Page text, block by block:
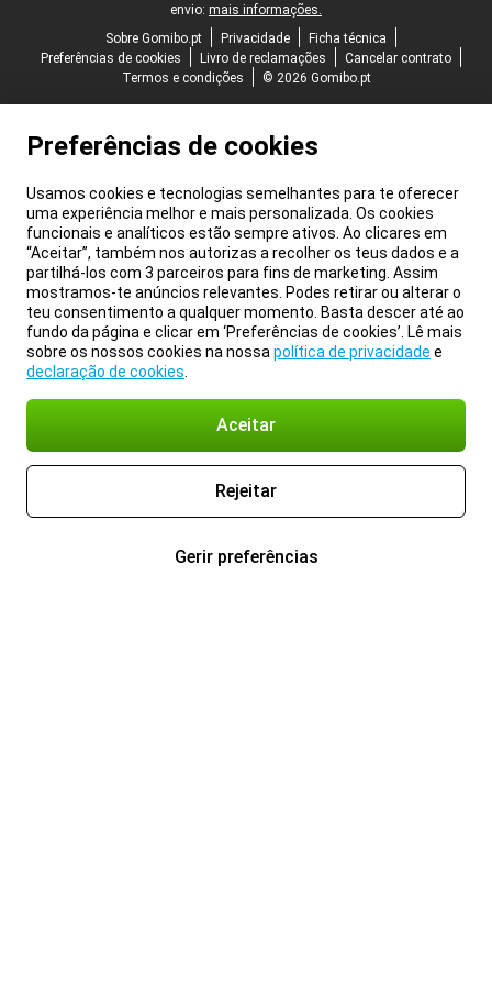
envio: mais informações.
Sobre Gomibo.pt
Privacidade
Ficha técnica
Preferências de cookies
Livro de reclamações
Cancelar contrato
Termos e condições
© 2026 Gomibo.pt
Preferências de cookies
Usamos cookies e tecnologias semelhantes para te oferecer
uma experiência melhor e mais personalizada. Os cookies
funcionais e analíticos estão sempre ativos. Ao clicares em
“Aceitar”, também nos autorizas a recolher os teus dados e a
partilhá-los com 3 parceiros para fins de marketing. Assim
mostramos-te anúncios relevantes. Podes retirar ou alterar o
teu consentimento a qualquer momento. Basta descer até ao
fundo da página e clicar em ‘Preferências de cookies’. Lê mais
sobre os nossos cookies na nossa política de privacidade e
declaração de cookies
Aceitar
Rejeitar
Gerir preferências